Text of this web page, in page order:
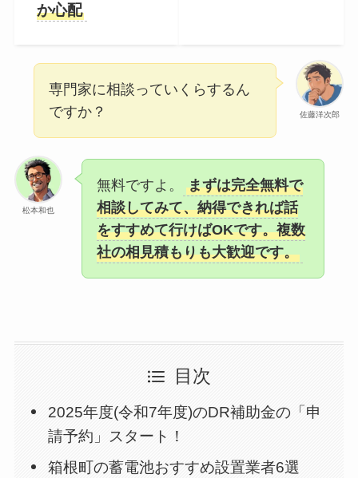
か心配
佐藤洋次郎
専門家に相談っていくらするん
ですか？
松本和也
無料ですよ。
まずは完全無料で
相談してみて、納得できれば話
をすすめて行けばOKです。複数
社の相見積もりも大歓迎です。
目次
2025年度(令和7年度)のDR補助金の「申
請予約」スタート！
箱根町の蓄電池おすすめ設置業者6選